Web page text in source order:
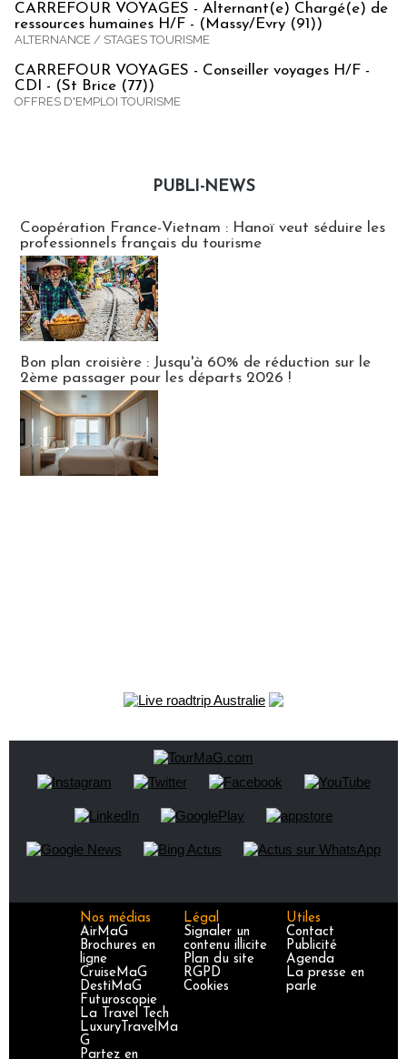
CARREFOUR VOYAGES - Alternant(e) Chargé(e) de
ressources humaines H/F - (Massy/Evry (91))
ALTERNANCE / STAGES TOURISME
CARREFOUR VOYAGES - Conseiller voyages H/F -
CDI - (St Brice (77))
OFFRES D'EMPLOI TOURISME
PUBLI-NEWS
Coopération France-Vietnam : Hanoï veut séduire les
professionnels français du tourisme
Bon plan croisière : Jusqu'à 60% de réduction sur le
2ème passager pour les départs 2026 !
Nos médias
AirMaG
Brochures en
ligne
CruiseMaG
DestiMaG
Futuroscopie
La Travel Tech
LuxuryTravelMa
G
Partez en
Légal
Signaler un
contenu illicite
Plan du site
RGPD
Cookies
Utiles
Contact
Publicité
Agenda
La presse en
parle